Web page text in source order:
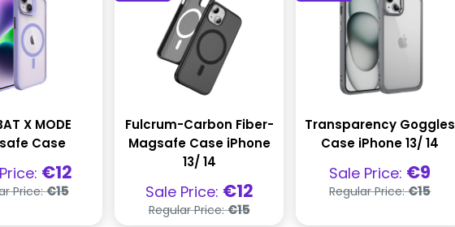
X MODE
Case
€12
Praghas
rialta
Price:€15
Fulcrum-Carbon Fiber-
Magsafe Case iPhone
13/ 14
Praghas
díola
Sale Price: €12
Praghas
rialta
Regular Price:€15
Transparency Goggles
Case iPhone 13/ 14
Praghas
díola
Sale Price: €9
Praghas
rialta
Regular Price:€15